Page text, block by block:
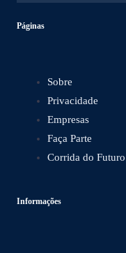
Páginas
Sobre
Privacidade
Empresas
Faça Parte
Corrida do Futuro
Informações